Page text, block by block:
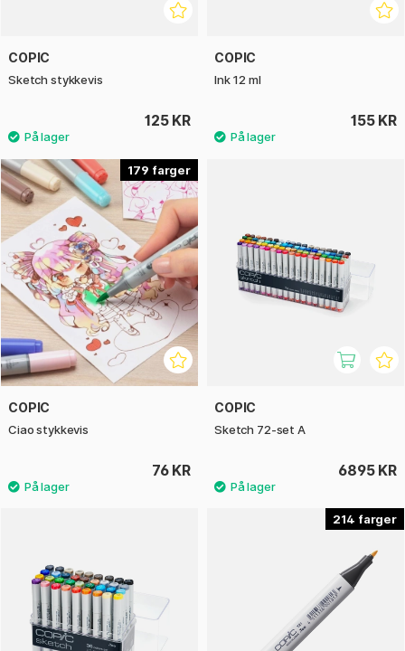
COPIC
Sketch stykkevis
125 KR
COPIC
Ink 12 ml
155 KR
179
COPIC
Ciao stykkevis
76 KR
COPIC
Sketch 72-set A
6895 KR
214